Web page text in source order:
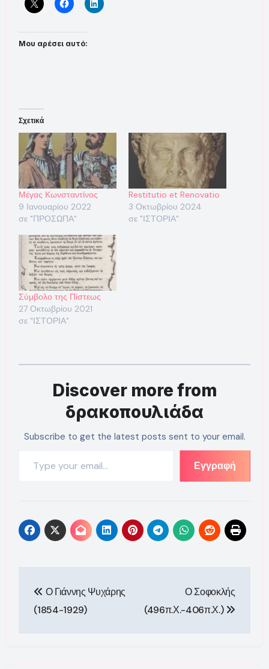
Μου αρέσει αυτό:
Σχετικά
Μέγας Κωνσταντίνος
9 Ιανουαρίου 2022
σε "ΠΡΟΣΩΠΑ"
Restitutio et Renovatio
3 Οκτωβρίου 2024
σε "ΙΣΤΟΡΙΑ"
Σύμβολο της Πίστεως
27 Οκτωβρίου 2021
σε "ΙΣΤΟΡΙΑ"
Discover more from
δρακοπουλιάδα
Subscribe to get the latest posts sent to your email.
Εγγραφή
άρθρων
Ο Γιάννης Ψυχάρης
(1854-1929)
Ο Σοφοκλής
(496π.Χ.-406π.Χ.)